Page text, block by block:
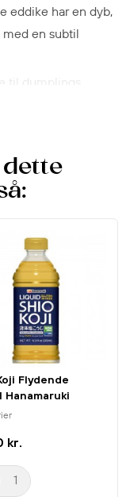
eddike har en dyb,
en subtil
sundhedsmæssige
fremme
udforsk de rige
Flydende
Hanamaruki
kr.